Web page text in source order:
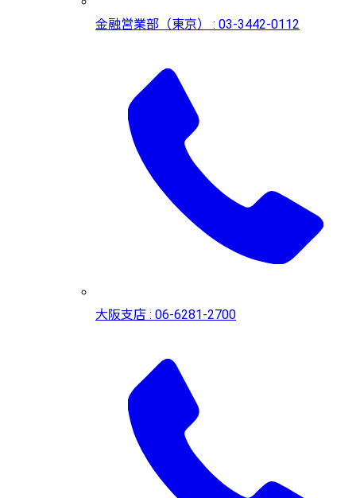
金融営業部（東京） : 03-3442-0112
大阪支店 : 06-6281-2700